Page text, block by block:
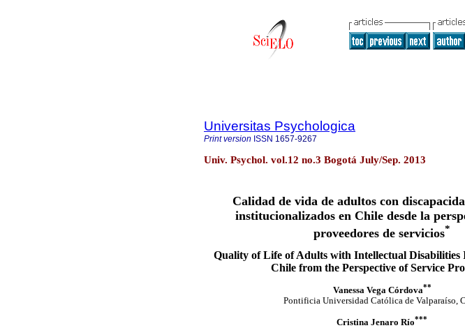
Universitas Psychologica
Print version ISSN 1657-9267
Univ. Psychol. vol.12 no.3 Bogotá July/Sep. 2013
Calidad de vida de adultos con
institucionalizados en Chile desde la
proveedores de servicios*
Quality of Life of Adults with Intellectual Disabilities
Chile from the Perspective of Service
Vanessa Vega Córdova**
Pontificia Universidad Católica de Valparaíso,
Cristina Jenaro Río***